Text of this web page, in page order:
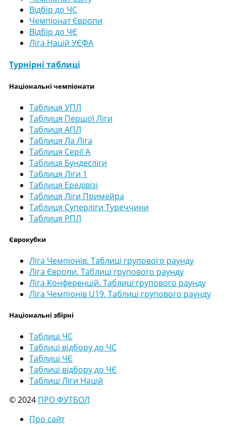
Відбір до ЧС
Чемпіонат Європи
Відбір до ЧЄ
Ліга Націй УЄФА
Турнірні таблиці
Національні чемпіонати
Таблиця УПЛ
Таблиця Першої Ліги
Таблиця АПЛ
Таблиця Ла Ліга
Таблиця Серії А
Таблиця Бундесліги
Таблиця Ліги 1
Таблиця Ередівізі
Таблиця Ліги Примейра
Таблиця Суперліги Туреччини
Таблиця РПЛ
Єврокубки
Ліга Чемпіонів. Таблиці групового раунду
Ліга Європи. Таблиці групового раунду
Ліга Конференцій. Таблиці групового раунду
Ліга Чемпіонів U19. Таблиці групового раунду
Національні збірні
Таблиці ЧС
Таблиці відбору до ЧС
Таблиці ЧЄ
Таблиці відбору до ЧЄ
Таблиці Ліги Націй
© 2024 ПРО ФУТБОЛ
Про сайт